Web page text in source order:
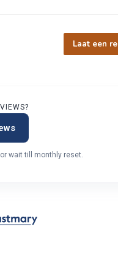
Laat een
wait till monthly reset.